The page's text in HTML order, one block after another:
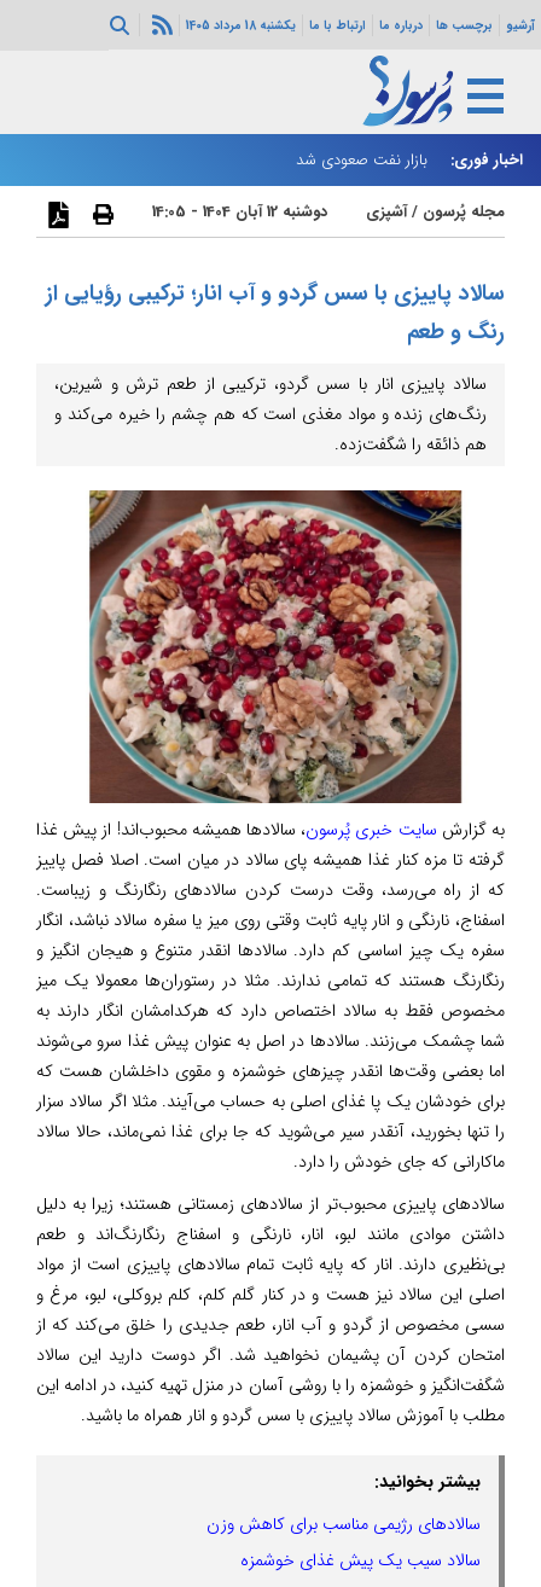
آرشیو برچسب ها درباره ما ارتباط با ما یکشنبه 18 مرداد 1405
اخبار فوری: بازار نفت صعودی شد
مجله پُرسون /آشپزی دوشنبه 12 آبان 1404 - 14:05
سالاد پاییزی با سس گردو و آب انار؛ ترکیبی رؤیایی از
رنگ و طعم
سالاد پاییزی انار با سس گردو، ترکیبی از طعم ترش و شیرین،
رنگ‌های زنده و مواد مغذی است که هم چشم را خیره می‌کند و
هم ذائقه را شگفت‌زده.
به گزارش سایت خبری پُرسون، سالادها همیشه محبوب‌اند! از پیش غذا
گرفته تا مزه کنار غذا همیشه پای سالاد در میان است. اصلا فصل پاییز
که از راه می‌رسد، وقت درست کردن سالادهای رنگارنگ و زیباست.
اسفناج، نارنگی و انار پایه ثابت وقتی روی میز یا سفره سالاد نباشد، انگار
سفره یک چیز اساسی کم دارد. سالادها انقدر متنوع و هیجان انگیز و
رنگارنگ هستند که تمامی ندارند. مثلا در رستوران‌ها معمولا یک میز
مخصوص فقط به سالاد اختصاص دارد که هرکدامشان انگار دارند به
شما چشمک می‌زنند. سالادها در اصل به عنوان پیش غذا سرو می‌شوند
اما بعضی وقت‌ها انقدر چیزهای خوشمزه و مقوی داخلشان هست که
برای خودشان یک پا غذای اصلی به حساب می‌آیند. مثلا اگر سالاد سزار
را تنها بخورید، آنقدر سیر می‌شوید که جا برای غذا نمی‌ماند، حالا سالاد
ماکارانی که جای خودش را دارد.
سالادهای پاییزی محبوب‌تر از سالادهای زمستانی هستند؛ زیرا به دلیل
داشتن موادی مانند لبو، انار، نارنگی و اسفناج رنگارنگ‌اند و طعم
بی‌نظیری دارند. انار که پایه ثابت تمام سالادهای پاییزی است از مواد
اصلی این سالاد نیز هست و در کنار گلم کلم، کلم بروکلی، لبو، مرغ و
سسی مخصوص از گردو و آب انار، طعم جدیدی را خلق می‌کند که از
امتحان کردن آن پشیمان نخواهید شد. اگر دوست دارید این سالاد
شگفت‌انگیز و خوشمزه را با روشی آسان در منزل تهیه کنید، در ادامه این
مطلب با آموزش سالاد پاییزی با سس گردو و انار همراه ما باشید.
بیشتر بخوانید:
سالادهای رژیمی مناسب برای کاهش وزن
سالاد سیب یک پیش غذای خوشمزه